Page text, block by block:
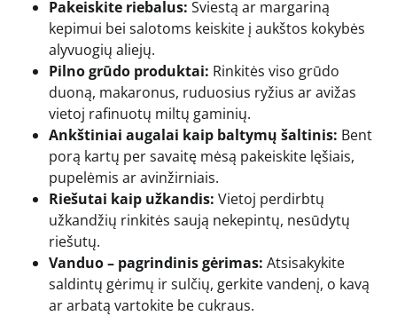
Pakeiskite riebalus: Sviestą ar margariną
kepimui bei salotoms keiskite į aukštos kokybės
alyvuogių aliejų.
Pilno grūdo produktai: Rinkitės viso grūdo
duoną, makaronus, ruduosius ryžius ar avižas
vietoj rafinuotų miltų gaminių.
Ankštiniai augalai kaip baltymų šaltinis: Bent
porą kartų per savaitę mėsą pakeiskite lęšiais,
pupelėmis ar avinžirniais.
Riešutai kaip užkandis: Vietoj perdirbtų
užkandžių rinkitės saują nekepintų, nesūdytų
riešutų.
Vanduo – pagrindinis gėrimas: Atsisakykite
saldintų gėrimų ir sulčių, gerkite vandenį, o kavą
ar arbatą vartokite be cukraus.